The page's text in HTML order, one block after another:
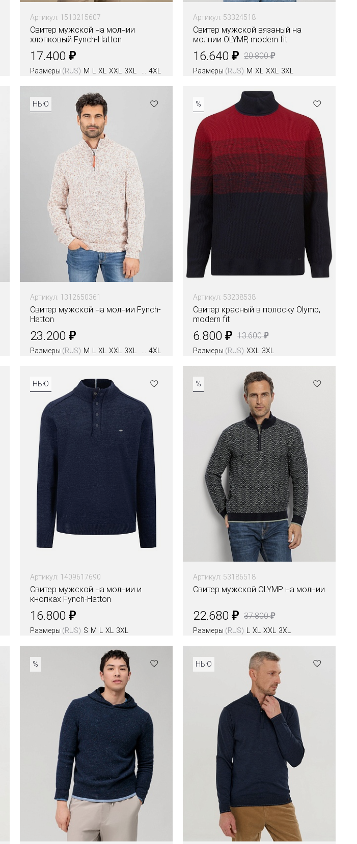
Артикул: 1513215607
Свитер мужской на молнии
хлопковый Fynch-Hatton
17.400 ₽
Размеры (RUS) M XL XXL 3XL 4XL
Артикул: 53324518
Свитер мужской вязаный на
молнии OLYMP, modern fit
16.640 ₽ 20.800₽
Размеры (RUS) M XL XXL 3XL
НЬЮ
Артикул: 1312650361
Свитер мужской на молнии Fynch-
Hatton
23.200 ₽
Размеры (RUS) M XL XXL 3XL 4XL
%
Артикул: 53238538
Свитер красный в полоску Olymp,
modern fit
6.800 ₽ 13.600₽
Размеры (RUS) XXL 3XL
НЬЮ
Артикул: 1409617690
Свитер мужской на молнии и
кнопках Fynch-Hatton
16.800 ₽
Размеры (RUS) S M XL
3XL
Цвета
%
Артикул: 53186518
Свитер мужской OLYMP на молнии
22.680 ₽ 37.800₽
Размеры (RUS) XL XXL
3XL
Цвета
% НЬЮ